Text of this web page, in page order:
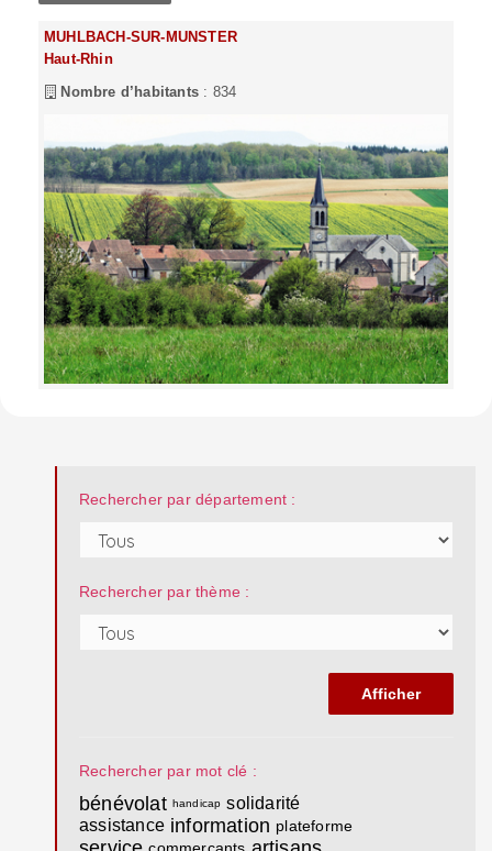
MUHLBACH-SUR-MUNSTER
Haut-Rhin
Nombre d’habitants : 834
Rechercher par département :
Rechercher par thème :
Rechercher par mot clé :
bénévolat handicap solidarité
assistance information plateforme